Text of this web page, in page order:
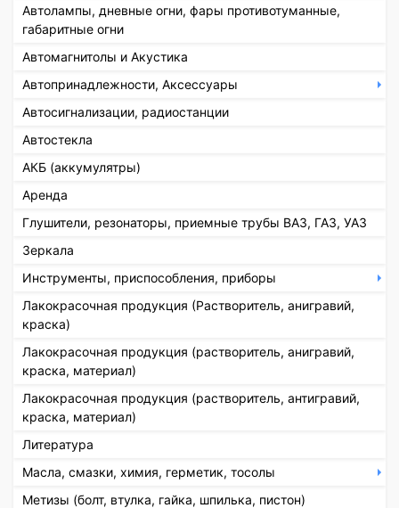
Автолампы, дневные огни, фары противотуманные,
габаритные огни
Автомагнитолы и Акустика
Автопринадлежности, Аксессуары
Автосигнализации, радиостанции
Автостекла
АКБ (аккумулятры)
Аренда
Глушители, резонаторы, приемные трубы ВАЗ, ГАЗ, УАЗ
Зеркала
Инструменты, приспособления, приборы
Лакокрасочная продукция (Растворитель, анигравий,
краска)
Лакокрасочная продукция (растворитель, анигравий,
краска, материал)
Лакокрасочная продукция (растворитель, антигравий,
краска, материал)
Литература
Масла, смазки, химия, герметик, тосолы
Метизы (болт, втулка, гайка, шпилька, пистон)